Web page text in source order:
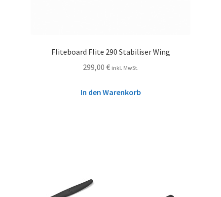
Fliteboard Flite 290 Stabiliser Wing
299,00 € inkl. MwSt.
In den Warenkorb